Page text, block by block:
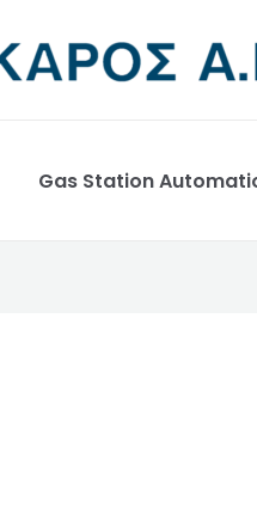
Gas Station